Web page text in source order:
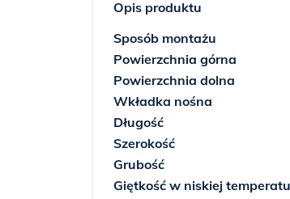
Opis produktu
Sposób montażu
Powierzchnia górna
Powierzchnia dolna
Wkładka nośna
Długość
Szerokość
Grubość
Giętkość w niskiej